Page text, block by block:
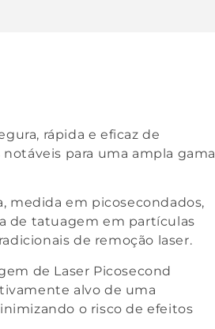
rápida e eficaz de
para uma ampla gama
medida em picosecondados,
de tatuagem em partículas
de remoção laser.
de Laser Picosecond
alvo de uma
o risco de efeitos